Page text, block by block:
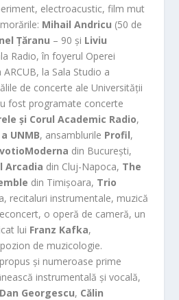
electroacustic, film mut
Mihail Andricu (50 de
Țăranu – 90 și Liviu
Radio, în foyerul Operei
la Sala Studio a
de concerte ale Universității
fost programate concerte
și Corul Academic Radio,
UNMB, ansamblurile Profil,
din București,
Arcadia din Cluj-Napoca, The
din Timișoara, Trio
recitaluri instrumentale, muzică
o operă de cameră, un
lui Franz Kafka,
de muzicologie.
și numeroase prime
instrumentală și vocală,
Georgescu, Călin